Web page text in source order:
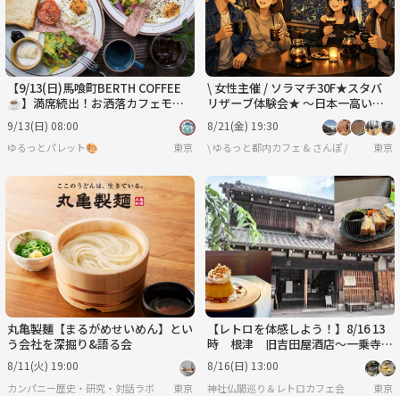
【9/13(日)馬喰町BERTH COFFEE
☕️】満席続出！お洒落カフェモー
ニングで素敵な朝活体験✨
9/13(日) 08:00
ゆるっとパレット🎨 東京
\ 女性主催 / ソラマチ30F★スタバ
リザーブ体験会★ ～日本一高い夜
景カフェで贅沢コーヒータイム～
8/21(金) 19:30
\ ゆるっと都内カフェ & さんぽ / 東京
丸亀製麺【まるがめせいめん】とい
う会社を深掘り&語る会
8/11(火) 19:00
カンパニー歴史・研究・対話ラボ 東京
【レトロを体感しよう！】8/16 13
時 根津 旧吉田屋酒店～一乗寺～
カヤバ珈琲店【常連の方参加費還
元】
8/16(日) 13:00
神社仏閣巡り＆レトロカフェ会 東京